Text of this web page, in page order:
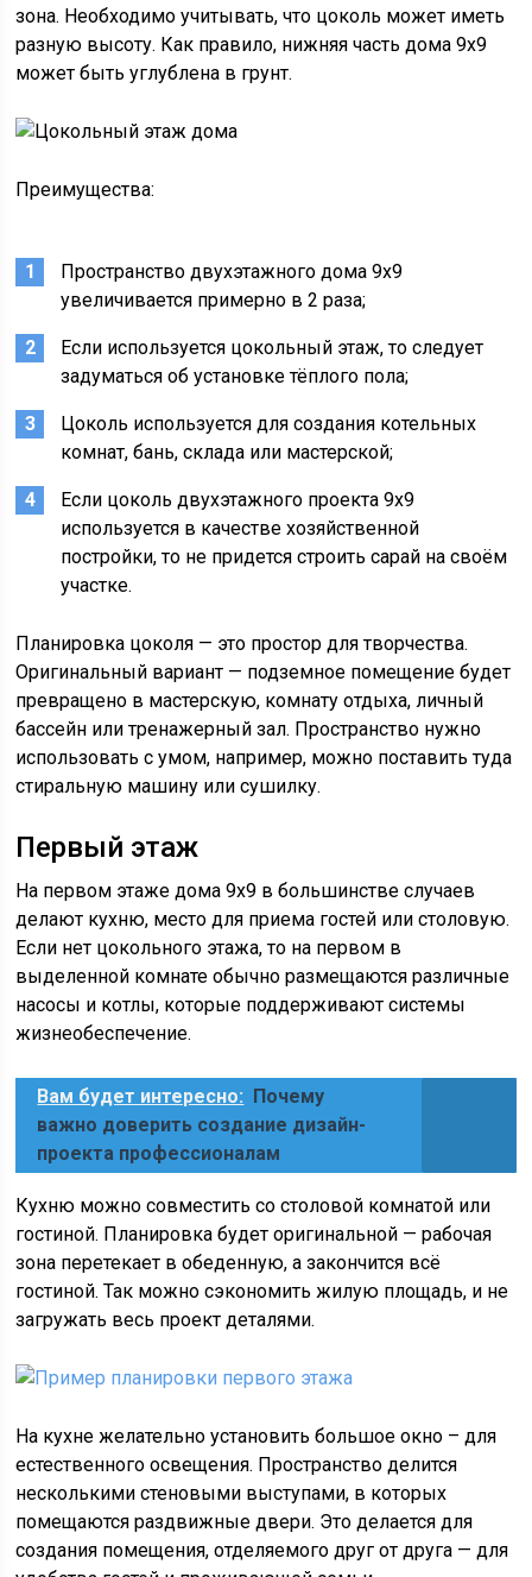
зона. Необходимо учитывать, что цоколь может иметь
разную высоту. Как правило, нижняя часть дома 9х9
может быть углублена в грунт.
Преимущества:
Пространство двухэтажного дома 9х9
увеличивается примерно в 2 раза;
Если используется цокольный этаж, то следует
задуматься об установке тёплого пола;
Цоколь используется для создания котельных
комнат, бань, склада или мастерской;
Если цоколь двухэтажного проекта 9х9
используется в качестве хозяйственной
постройки, то не придется строить сарай на своём
участке.
Планировка цоколя — это простор для творчества.
Оригинальный вариант — подземное помещение будет
превращено в мастерскую, комнату отдыха, личный
бассейн или тренажерный зал. Пространство нужно
использовать с умом, например, можно поставить туда
стиральную машину или сушилку.
Первый этаж
На первом этаже дома 9х9 в большинстве случаев
делают кухню, место для приема гостей или столовую.
Если нет цокольного этажа, то на первом в
выделенной комнате обычно размещаются различные
насосы и котлы, которые поддерживают системы
жизнеобеспечение.
Вам будет интересно: Почему
важно доверить создание дизайн-
проекта профессионалам
Кухню можно совместить со столовой комнатой или
гостиной. Планировка будет оригинальной — рабочая
зона перетекает в обеденную, а закончится всё
гостиной. Так можно сэкономить жилую площадь, и не
загружать весь проект деталями.
На кухне желательно установить большое окно – для
естественного освещения. Пространство делится
несколькими стеновыми выступами, в которых
помещаются раздвижные двери. Это делается для
создания помещения, отделяемого друг от друга — для